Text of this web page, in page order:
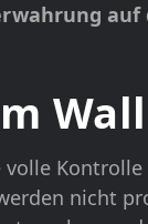
auf
nicht